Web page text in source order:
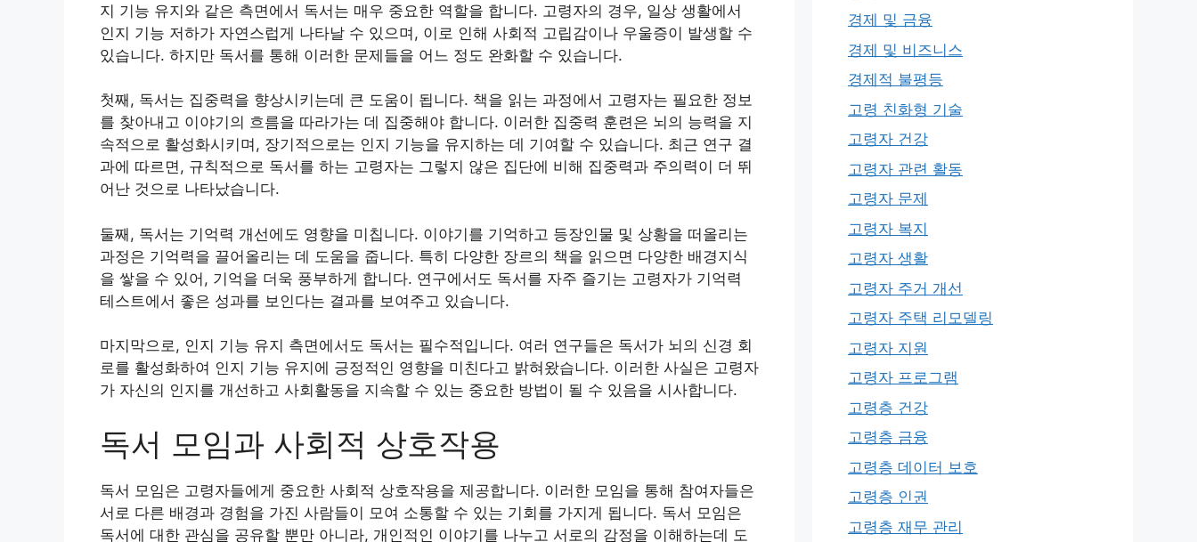
지 기능 유지와 같은 측면에서 독서는 매우 중요한 역할을 합니다. 고령자의 경우, 일상 생활에서
인지 기능 저하가 자연스럽게 나타날 수 있으며, 이로 인해 사회적 고립감이나 우울증이 발생할 수
있습니다. 하지만 독서를 통해 이러한 문제들을 어느 정도 완화할 수 있습니다.
첫째, 독서는 집중력을 향상시키는데 큰 도움이 됩니다. 책을 읽는 과정에서 고령자는 필요한 정보
를 찾아내고 이야기의 흐름을 따라가는 데 집중해야 합니다. 이러한 집중력 훈련은 뇌의 능력을 지
속적으로 활성화시키며, 장기적으로는 인지 기능을 유지하는 데 기여할 수 있습니다. 최근 연구 결
과에 따르면, 규칙적으로 독서를 하는 고령자는 그렇지 않은 집단에 비해 집중력과 주의력이 더 뛰
어난 것으로 나타났습니다.
둘째, 독서는 기억력 개선에도 영향을 미칩니다. 이야기를 기억하고 등장인물 및 상황을 떠올리는
과정은 기억력을 끌어올리는 데 도움을 줍니다. 특히 다양한 장르의 책을 읽으면 다양한 배경지식
을 쌓을 수 있어, 기억을 더욱 풍부하게 합니다. 연구에서도 독서를 자주 즐기는 고령자가 기억력
테스트에서 좋은 성과를 보인다는 결과를 보여주고 있습니다.
마지막으로, 인지 기능 유지 측면에서도 독서는 필수적입니다. 여러 연구들은 독서가 뇌의 신경 회
로를 활성화하여 인지 기능 유지에 긍정적인 영향을 미친다고 밝혀왔습니다. 이러한 사실은 고령자
가 자신의 인지를 개선하고 사회활동을 지속할 수 있는 중요한 방법이 될 수 있음을 시사합니다.
독서 모임과 사회적 상호작용
독서 모임은 고령자들에게 중요한 사회적 상호작용을 제공합니다. 이러한 모임을 통해 참여자들은
서로 다른 배경과 경험을 가진 사람들이 모여 소통할 수 있는 기회를 가지게 됩니다. 독서 모임은
독서에 대한 관심을 공유할 뿐만 아니라, 개인적인 이야기를 나누고 서로의 감정을 이해하는데 도
경제 및 금융
경제 및 비즈니스
경제적 불평등
고령 친화형 기술
고령자 건강
고령자 관련 활동
고령자 문제
고령자 복지
고령자 생활
고령자 주거 개선
고령자 주택 리모델링
고령자 지원
고령자 프로그램
고령층 건강
고령층 금융
고령층 데이터 보호
고령층 인권
고령층 재무 관리